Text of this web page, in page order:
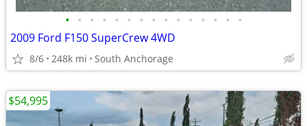
• • • • • • • • • • • • • • •
2009 Ford F150 SuperCrew 4WD
8/6 248k mi South Anchorage
$54,995